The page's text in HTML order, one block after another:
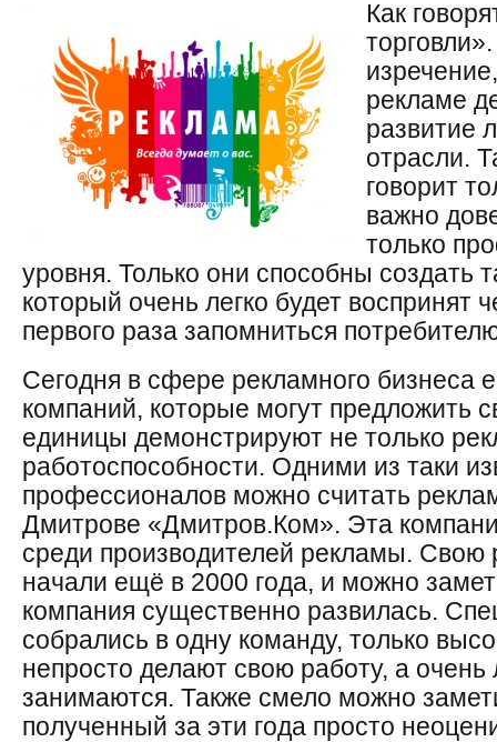
Как
рекламе
развитие
отрасли.
говорит
важно
только
уровня. Только они способны создать
который очень легко будет воспринят
первого раза запомниться
Сегодня в сфере рекламного бизнеса
компаний, которые могут предложить
единицы демонстрируют не только
работоспособности. Одними из таки
профессионалов можно считать
Дмитрове «Дмитров.Ком». Эта
среди производителей рекламы. Свою
начали ещё в 2000 года, и можно
компания существенно развилась.
собрались в одну команду, только
непросто делают свою работу, а
занимаются. Также смело можно
полученный за эти года просто